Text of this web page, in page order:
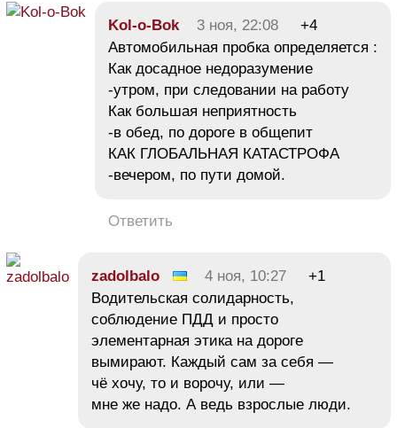
Kol-o-Bok 3 ноя, 22:08
+4
Автомобильная пробка определяется :
Как досадное недоразумение
-утром, при следовании на работу
Как большая неприятность
-в обед, по дороге в общепит
КАК ГЛОБАЛЬНАЯ КАТАСТРОФА
-вечером, по пути домой.
Ответить
zadolbalo 4 ноя, 10:27
+1
Водительская солидарность,
соблюдение ПДД и просто
элементарная этика на дороге
вымирают. Каждый сам за себя —
чё хочу, то и ворочу, или —
мне же надо. А ведь взрослые люди.